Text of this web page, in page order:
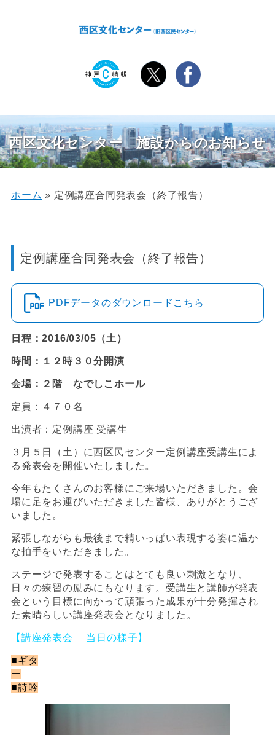
西区文化センター 施設からのお知らせ
ホーム » 定例講座合同発表会（終了報告）
定例講座合同発表会（終了報告）
PDFデータのダウンロードこちら
日程：2016/03/05（土）
時間：１２時３０分開演
会場：２階 なでしこホール
定員：４７０名
出演者：定例講座 受講生
３月５日（土）に西区民センター定例講座受講生によ
る発表会を開催いたしました。
今年もたくさんのお客様にご来場いただきました。会
場に足をお運びいただきました皆様、ありがとうござ
いました。
緊張しながらも最後まで精いっぱい表現する姿に温か
な拍手をいただきました。
ステージで発表することはとても良い刺激となり、
日々の練習の励みにもなります。受講生と講師が発表
会という目標に向かって頑張った成果が十分発揮され
た素晴らしい講座発表会となりました。
【講座発表会 当日の様子】
■ギタ
ー
■詩吟